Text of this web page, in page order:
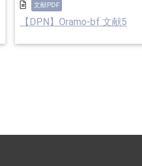
文献PDF
【DPN】Oramo-bf 文献5